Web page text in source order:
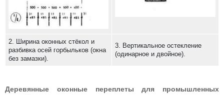
2. Ширина оконных стёкол и
разбивка осей горбыльков (окна
без замазки).
3. Вертикальное остекление
(одинарное и двойное).
Деревянные оконные переплеты для промышленных